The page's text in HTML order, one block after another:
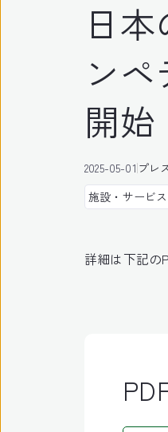
日
ン
開始
2025-05-01プレ
施設・サービス
詳細は下記の